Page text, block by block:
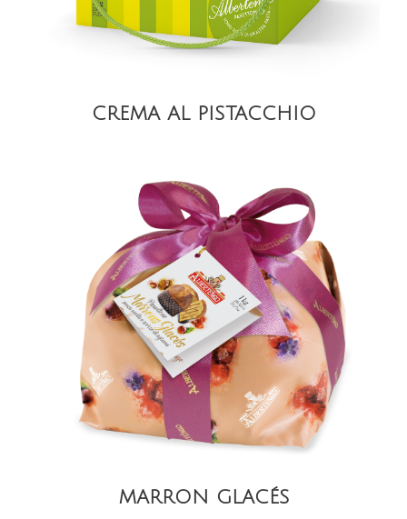
CREMA AL PISTACCHIO
VISTA
MARRON GLACÉS